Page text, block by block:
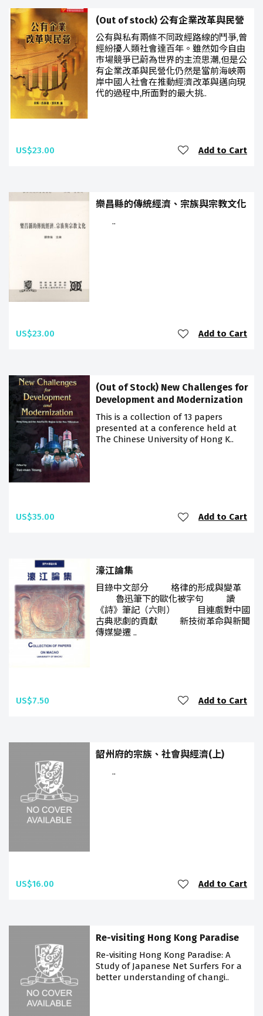
(Out of stock) 公有企業改革與民營
公有與私有兩條不同政經路線的鬥爭,曾
經紛擾人類社會達百年。雖然如今自由
市場競爭已蔚為世界的主流思潮,但是公
有企業改革與民營化仍然是當前海峽兩
岸中國人社會在推動經濟改革與邁向現
代的過程中,所面對的最大挑..
US$23.00 Add to Cart
樂昌縣的傳統經濟、宗族與宗教文化
..
US$23.00 Add to Cart
(Out of Stock) New Challenges for
Development and Modernization
This is a collection of 13 papers
presented at a conference held at
The Chinese University of Hong K..
US$35.00 Add to Cart
濠江論集
目錄中文部分 格律的形成與變革
魯迅筆下的歐化被字句 讀
《詩》筆記（六則） 目連戲對中國
古典悲劇的貢獻 新技術革命與新聞
傳媒變遷 ..
US$7.50 Add to Cart
韶州府的宗族、社會與經濟(上)
..
US$16.00 Add to Cart
Re-visiting Hong Kong Paradise
Re-visiting Hong Kong Paradise: A
Study of Japanese Net Surfers For a
better understanding of changi..